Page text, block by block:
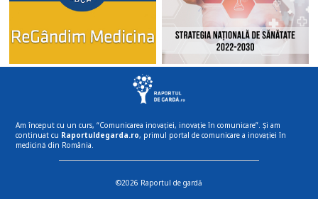
Am început cu un curs, “Comunicarea inovației, inovație în comunicare”. Și am
continuat cu Raportuldegarda.ro, primul portal de comunicare a inovației în
medicină din România.
©2026 Raportul de gardă